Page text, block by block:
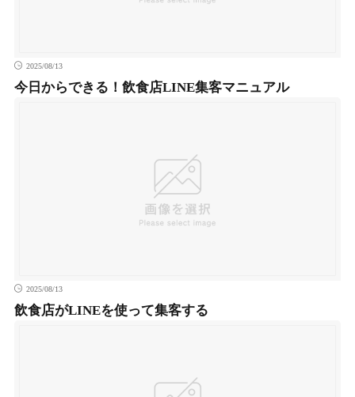
2025/08/13
今日からできる！飲食店LINE集客マニュアル
2025/08/13
飲食店がLINEを使って集客する